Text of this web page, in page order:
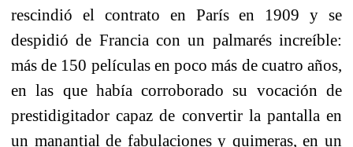
rescindió el contrato en París en 1909 y se
despidió de Francia con un palmarés increíble:
más de 150 películas en poco más de cuatro años,
en las que había corroborado su vocación de
prestidigitador capaz de convertir la pantalla en
un manantial de fabulaciones y quimeras, en un